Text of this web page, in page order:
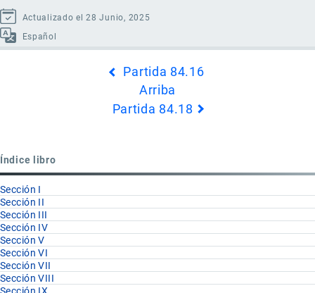
Actualizado el 28 Junio, 2025
Español
Partida 84.16
Arriba
Partida 84.18
Índice libro
Sección I
Sección II
Sección III
Sección IV
Sección V
Sección VI
Sección VII
Sección VIII